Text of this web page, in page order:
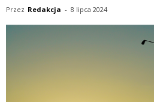
Przez Redakcja - 8 lipca 2024